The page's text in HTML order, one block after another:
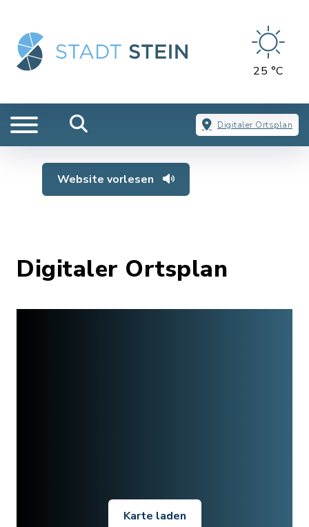
25 °C
Digitaler Ortsplan
Website vorlesen
Digitaler Ortsplan
Karte laden